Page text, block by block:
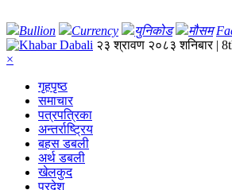
Bullion Currency युनिकोड मौसम
२३ श्रावण २०८३ शनिबार |
×
गृहपृष्‍ठ
समाचार
पत्रपत्रिका
अन्तर्राष्ट्रिय
बहस डबली
अर्थ डबली
खेलकुद
प्रदेश